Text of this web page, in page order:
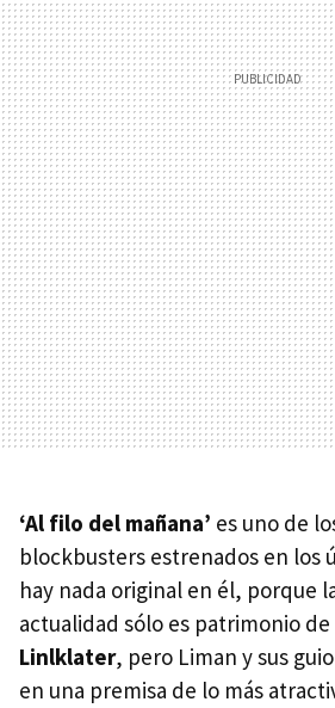
‘Al filo del mañana’ es uno de
blockbusters estrenados en los
hay nada original en él, porque
actualidad sólo es patrimonio de
Linlklater, pero Liman y sus
en una premisa de lo más